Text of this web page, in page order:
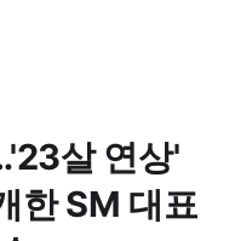
살 연상'
한 SM 대표